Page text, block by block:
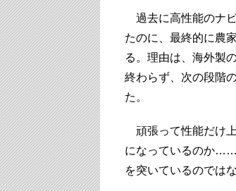
過去に高性能のナ
たのに、最終的に農
る。理由は、海外製
終わらず、次の段階
た。
頑張って性能だけ
になっているのか……
を突いているのではな